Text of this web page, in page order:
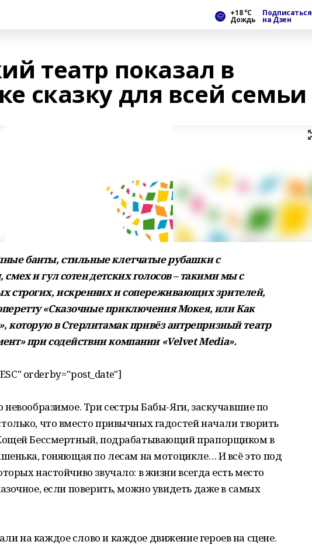
+18 °С
Дождь
Подписаться
на Дзен
театр показал в
сказку для всей семьи
банты, стильные клетчатые рубашки с
и гул сотен детских голосов – такими мы с
строгих, искренних и сопереживающих зрителей,
«Сказочные приключения Мокея, или Как
которую в Стерлитамак привёз антрепризный театр
при содействии компании «Velvet Media».
orderby="post_date"]
невообразимое. Три сестры Бабы-Яги, заскучавшие по
что вместо привычных гадостей начали творить
Бессмертный, подрабатывающий прапорщиком в
гоняющая по лесам на мотоцикле… И всё это под
настойчиво звучало: в жизни всегда есть место
если поверить, можно увидеть даже в самых
на каждое слово и каждое движение героев на сцене.